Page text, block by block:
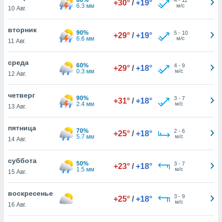
действия
рекламу
нашей
cookie
cookie
в
нашего
10 Авг.
6.3 мм
+30° / +19°
м/с
вторник
11 Авг.
90%
6.6 мм
+29° / +19° 5- 10
м/с
среда
12 Авг.
60%
0.3 мм
+29° / +18° 4- 9
м/с
четверг
13 Авг.
90%
2.4 мм
+31° / +18° 3- 7
м/с
пятница
14 Авг.
70%
5.7 мм
+25° / +18° 2- 6
м/с
суббота
15 Авг.
50%
1.5 мм
+23° / +18° 3- 7
м/с
воскресенье
16 Авг.
+25° / +18° 3- 9
м/с